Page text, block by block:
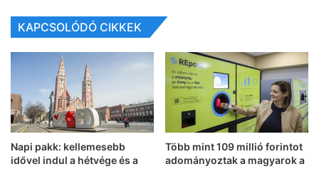
KAPCSOLÓDÓ CIKKEK
Napi pakk: kellemesebb
idővel indul a hétvége és a
Több mint 109 millió forintot
adományoztak a magyarok a